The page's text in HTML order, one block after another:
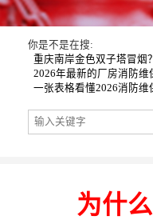
你是不是在搜:
重庆南岸金色双子塔冒烟？
2026年最新的厂房消防维
一张表格看懂2026消防维
为什